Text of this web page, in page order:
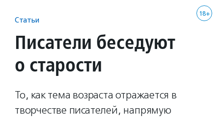
18+
Статьи
Писатели беседуют
о старости
То, как тема возраста отражается в
творчестве писателей, напрямую